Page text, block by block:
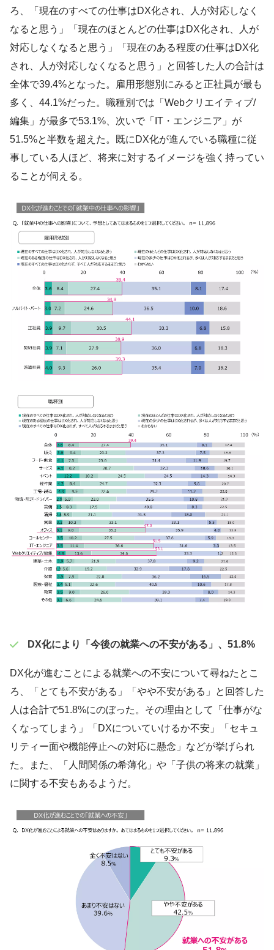
ろ、「現在のすべての仕事はDX化され、人が対応しなく
なると思う」「現在のほとんどの仕事はDX化され、人が
対応しなくなると思う」「現在のある程度の仕事はDX化
され、人が対応しなくなると思う」と回答した人の合計は
全体で39.4%となった。雇用形態別にみると正社員が最も
多く、44.1%だった。職種別では「Webクリエイティブ/
編集」が最多で53.1%、次いで「IT・エンジニア」が
51.5%と半数を超えた。既にDX化が進んでいる職種に従
事している人ほど、将来に対するイメージを強く持ってい
ることが伺える。
DX化により「今後の就業への不安がある」、51.8%
DX化が進むことによる就業への不安について尋ねたとこ
ろ、「とても不安がある」「やや不安がある」と回答した
人は合計で51.8%にのぼった。その理由として「仕事がな
くなってしまう」「DXについていけるか不安」「セキュ
リティー面や機能停止への対応に懸念」などが挙げられ
た。また、「人間関係の希薄化」や「子供の将来の就業」
に関する不安もあるようだ。